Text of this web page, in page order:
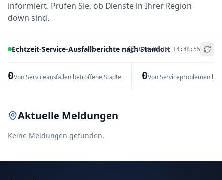
informiert. Prüfen Sie, ob Dienste in Ihrer Region
down sind.
Echtzeit-Service-Ausfallberichte nach Standort
2026-08-09 14:48:55
0Von Serviceausfällen betroffene Städte 0Von Serviceproblemen
+
Aktuelle Meldungen
Keine Meldungen gefunden.